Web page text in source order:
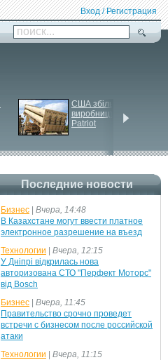
Вход / Регистрация
поиск...
США збільшують
виробництво ракет для
Patriot
Последние новости
Бизнес
Вчера, 14:48
В Казахстане могут ввести платное
электронное разрешение на въезд
Технологии
Вчера, 12:15
У Дніпрі відкрилась нова
авторизована СТО "Перфект Моторс"
від Bosch
Бизнес
Вчера, 11:45
Правительство срочно проведет
встречи с бизнесом после российской
атаки
Технологии
Вчера, 11:15